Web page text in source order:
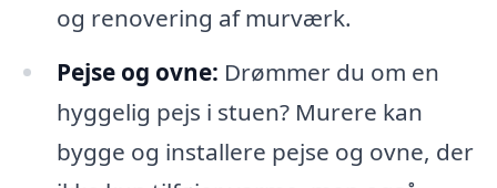
og renovering af murværk.
Pejse og ovne: Drømmer du om en
hyggelig pejs i stuen? Murere kan
bygge og installere pejse og ovne, der